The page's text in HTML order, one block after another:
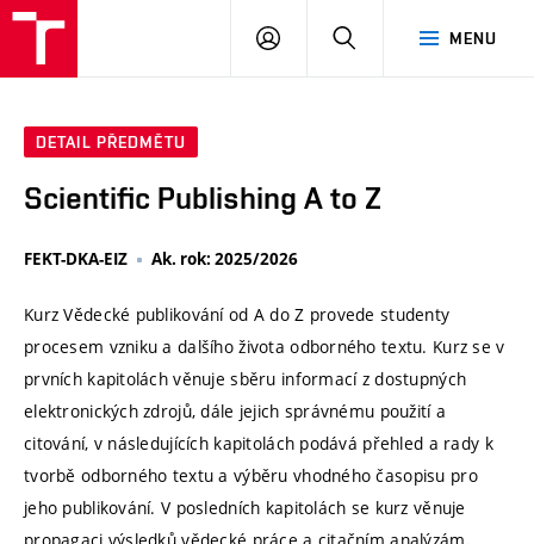
MENU
PŘIHLÁSIT
DETAIL PŘEDMĚTU
Scientific Publishing A to Z
FEKT-DKA-EIZ Ak. rok: 2025/2026
Kurz Vědecké publikování od A do Z provede studenty
procesem vzniku a dalšího života odborného textu. Kurz se v
prvních kapitolách věnuje sběru informací z dostupných
elektronických zdrojů, dále jejich správnému použití a
citování, v následujících kapitolách podává přehled a rady k
tvorbě odborného textu a výběru vhodného časopisu pro
jeho publikování. V posledních kapitolách se kurz věnuje